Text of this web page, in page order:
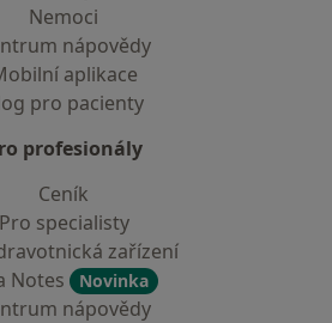
Nemoci
nápovědy
aplikace
pro pacienty
profesionály
Ceník
Pro specialisty
zařízení
Notes
Novinka
nápovědy